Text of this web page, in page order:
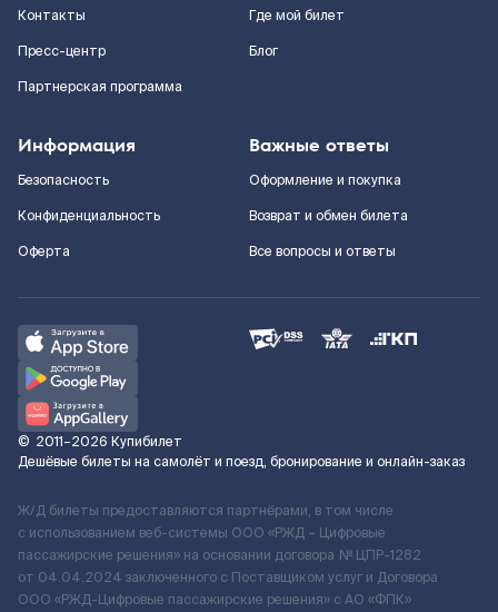
Контакты
Пресс-центр
Партнерская программа
Где мой билет
Блог
Информация
Безопасность
Конфиденциальность
Оферта
Важные ответы
Оформление и покупка
Возврат и обмен билета
Все вопросы и ответы
© 2011–2026 Купибилет
Дешёвые билеты на самолёт и поезд, бронирование и онлайн-заказ
Ж/Д билеты предоставляются партнёрами, в том числе
с использованием веб-системы ООО «РЖД – Цифровые
пассажирские решения» на основании договора № ЦПР-1282
от 04.04.2024 заключенного с Поставщиком услуг и Договора
ООО «РЖД-Цифровые пассажирские решения» c АО «ФПК»